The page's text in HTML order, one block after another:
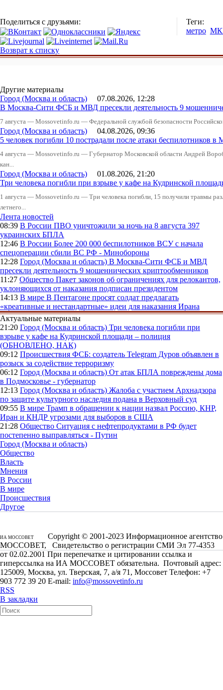
Поделиться с друзьями:
Теги:
метро
Возврат к списку
Другие материалы
Город (Москва и область) 07.08.2026, 12:28
В Москва-Сити ФСБ и МВД пресекли деятельность 9
7 августа — Mossovetinfo.ru — Федеральной службой безопасности
Город (Москва и область) 04.08.2026, 09:36
5 человек погибли 10 пострадали после атаки беспилотников в
4 августа — Mossovetinfo.ru — Губернатор Московской области Андрей
кан...
Город (Москва и область) 01.08.2026, 21:20
Три человека погибли при взрыве у кафе на Кудринской
1 августа — Mossovetinfo.ru — Три человека погибли, 15 получили травмы
летнего...
Лента новостей
08:39 В России ПВО уничтожили за ночь на 8 августа 397
украинских БПЛА
12:46 В России Более 200 000 беспилотников ВСУ с начала
спецоперации сбили ВС РФ - Минобороны
12:28 Город (Москва и область) В Москва-Сити ФСБ и МВД
пресекли деятельность 9 мошеннических криптообменников
11:27 Общество Пакет законов об ограничениях для релокантов,
уклоняющихся от наказания подписан президентом
14:13 В мире В Пентагоне просят солдат предлагать
«креативные и нестандартные» идеи для наказания Ирана
Актуальные материалы
21:20 Город (Москва и область) Три человека погибли при
взрыве у кафе на Кудринской площади – полиция
(ОБНОВЛЕНО, НАК)
09:12 Происшествия ФСБ: создатель Telegram Дуров объявлен в
розыск за содействие терроризму
06:12 Город (Москва и область) От атак БПЛА повреждены дома
в Подмосковье - губернатор
12:13 Город (Москва и область) Жалоба с участием Архнадзора
по защите культурного наследия подана в Верховный суд
09:55 В мире Трамп в обращении к нации назвал Россию, КНР,
Иран и КНДР угрозами для выборов в США
21:28 Общество Ситуация с нефтепродуктами в РФ будет
постепенно выправляться - Путин
Город (Москва и область)
Общество
Власть
Мнения
В России
В мире
Происшествия
Другое
ИА МОССОВЕТ
Copyright © 2001-2023 Информационное агентство
МОССОВЕТ, Свидетельство о регистрации СМИ Эл 77-4353
от 02.02.2001 При перепечатке и цитировании ссылка и
гиперссылка на ИА МОССОВЕТ обязательна. Почтовый адрес:
125009, Москва, ул. Тверская, 7, а/я 71, Моссовет Телефон: +7
903 772 39 20 E-mail: info@mossovetinfo.ru
RSS
В закладки